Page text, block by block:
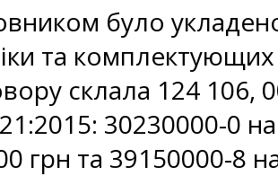
було
та
склала 124 106,
30230000-0
грн та 39150000-8